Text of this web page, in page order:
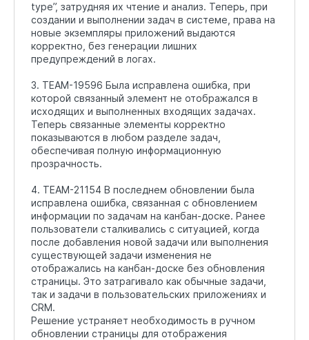
type”, затрудняя их чтение и анализ. Теперь, при
создании и выполнении задач в системе, права на
новые экземпляры приложений выдаются
корректно, без генерации лишних
предупреждений в логах.
3. TEAM-19596 Была исправлена ошибка, при
которой связанный элемент не отображался в
исходящих и выполненных входящих задачах.
Теперь связанные элементы корректно
показываются в любом разделе задач,
обеспечивая полную информационную
прозрачность.
4. TEAM-21154 В последнем обновлении была
исправлена ошибка, связанная с обновлением
информации по задачам на канбан-доске. Ранее
пользователи сталкивались с ситуацией, когда
после добавления новой задачи или выполнения
существующей задачи изменения не
отображались на канбан-доске без обновления
страницы. Это затрагивало как обычные задачи,
так и задачи в пользовательских приложениях и
CRM.
Решение устраняет необходимость в ручном
обновлении страницы для отображения